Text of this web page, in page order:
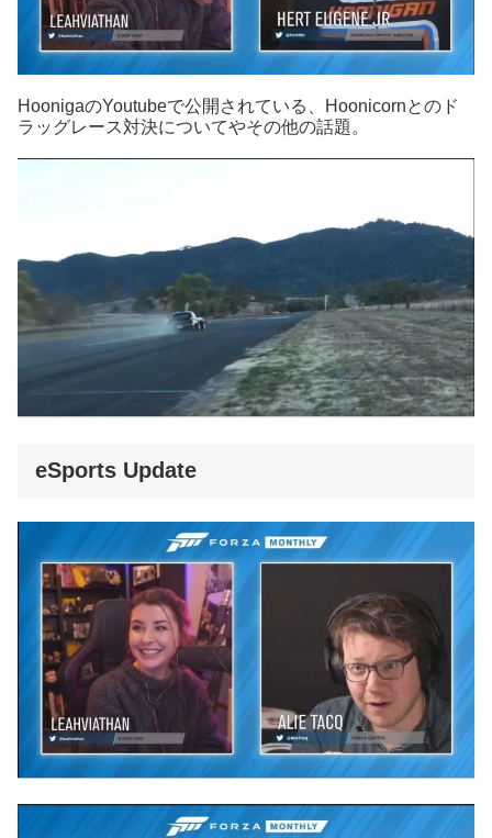
HoonigaのYoutubeで公開されている、Hoonicornとのド
ラッグレース対決についてやその他の話題。
eSports Update